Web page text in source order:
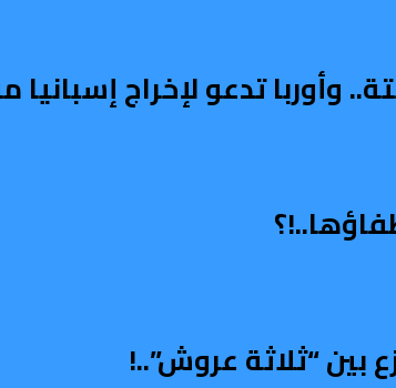
وأوربا تدعو لإخراج
“ثلاثة عروش”..!